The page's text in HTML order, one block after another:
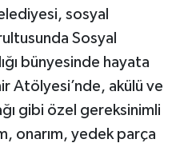
sosyal
Sosyal
bünyesinde hayata
Atölyesi’nde, akülü ve
gibi özel gereksinimli
onarım, yedek parça